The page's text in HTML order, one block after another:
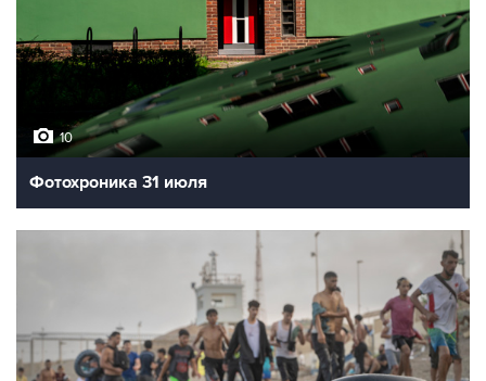
10
Фотохроника 31 июля